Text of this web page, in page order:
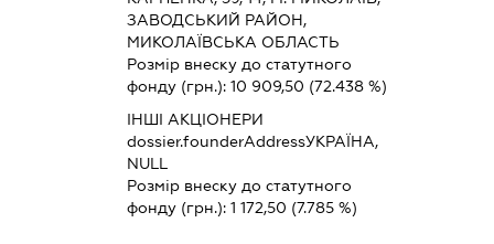
ЗАВОДСЬКИЙ РАЙОН,
МИКОЛАЇВСЬКА ОБЛАСТЬ
Розмір внеску до статутного
фонду (грн.): 10 909,50 (72.438 %)
ІНШІ АКЦІОНЕРИ
dossier.founderAddressУКРАЇНА,
NULL
Розмір внеску до статутного
фонду (грн.): 1 172,50 (7.785 %)